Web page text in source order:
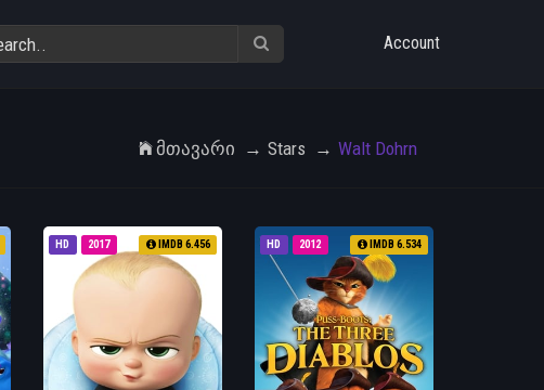
Account
Მთავარი Stars Walt Dohrn
HD 2017 IMDB 6.456 HD 2012 IMDB 6.534